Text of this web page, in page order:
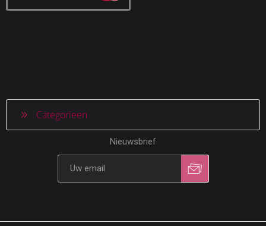
Categorieen
Nieuwsbrief